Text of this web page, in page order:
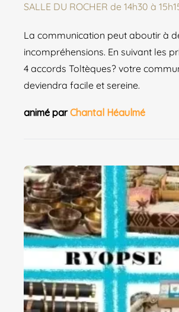
SALLE DU ROCHER de 14h30 à
La communication peut aboutir à
incompréhensions. En suivant les
4 accords Toltèques? votre
deviendra facile et sereine.
animé parChantal Héaulmé